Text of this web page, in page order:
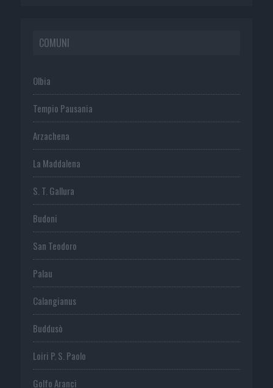
COMUNI
Olbia
Tempio Pausania
Arzachena
La Maddalena
S. T. Gallura
Budoni
San Teodoro
Palau
Calangianus
Buddusò
Loiri P. S. Paolo
Golfo Aranci